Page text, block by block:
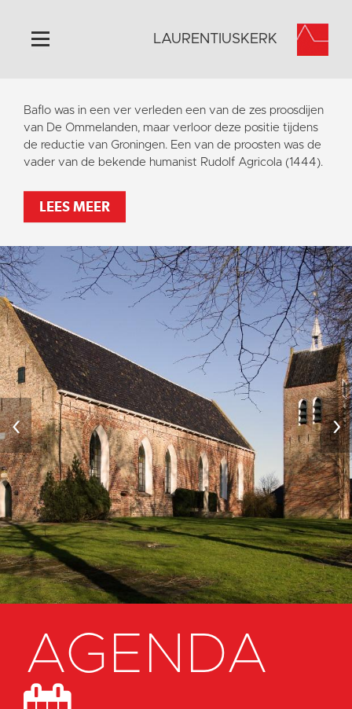
Home
Algemeen
Historie
Activiteiten
Contact
Vaktaal
LAURENTIUSKERK
Baflo was in een ver verleden een van de zes proosdijen
van De Ommelanden, maar verloor deze positie tijdens
de reductie van Groningen. Een van de proosten was de
vader van de bekende humanist Rudolf Agricola (1444).
LEES MEER
‹ ›
AGENDA